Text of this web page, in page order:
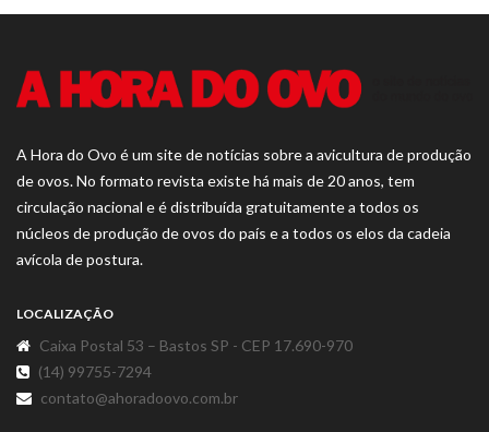
A Hora do Ovo é um site de notícias sobre a avicultura de produção
de ovos. No formato revista existe há mais de 20 anos, tem
circulação nacional e é distribuída gratuitamente a todos os
núcleos de produção de ovos do país e a todos os elos da cadeia
avícola de postura.
LOCALIZAÇÃO
Caixa Postal 53 – Bastos SP - CEP 17.690-970
(14) 99755-7294
contato@ahoradoovo.com.br